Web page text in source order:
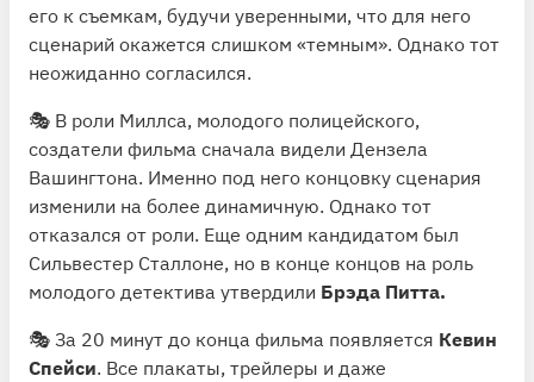
его к съемкам, будучи уверенными, что для него
сценарий окажется слишком «темным». Однако тот
неожиданно согласился.
🎭 В роли Миллса, молодого полицейского,
создатели фильма сначала видели Дензела
Вашингтона. Именно под него концовку сценария
изменили на более динамичную. Однако тот
отказался от роли. Еще одним кандидатом был
Сильвестер Сталлоне, но в конце концов на роль
молодого детектива утвердили Брэда Питта.
🎭 За 20 минут до конца фильма появляется Кевин
Спейси. Все плакаты, трейлеры и даже